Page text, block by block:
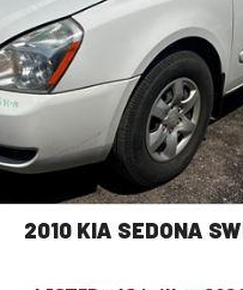
2010 KIA SEDONA